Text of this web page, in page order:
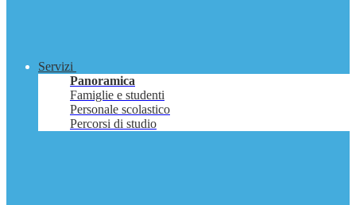
Servizi
Panoramica
Famiglie e studenti
Personale scolastico
Percorsi di studio